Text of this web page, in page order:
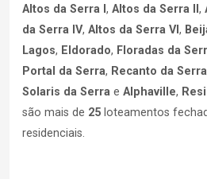
Altos da Serra I , Altos da Serra II ,
da Serra IV, Altos da Serra VI,
Lagos, Eldorado, Floradas da
Portal da Serra, Recanto da Serra
Solaris da Serra e Alphaville,
são mais de 25 loteamentos
residenciais.